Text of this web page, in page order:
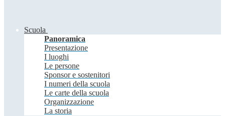
Scuola
Panoramica
Presentazione
I luoghi
Le persone
Sponsor e sostenitori
I numeri della scuola
Le carte della scuola
Organizzazione
La storia